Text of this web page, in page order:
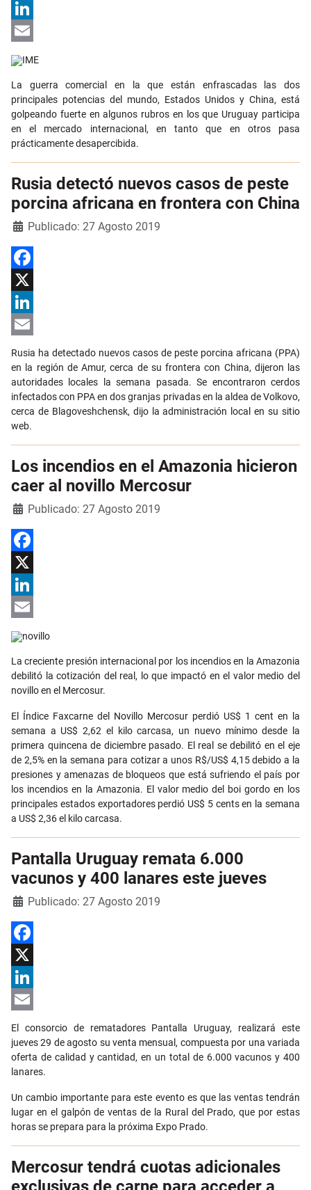
X
LinkedIn
Email
La guerra comercial en la que están enfrascadas las dos
principales potencias del mundo, Estados Unidos y China, está
golpeando fuerte en algunos rubros en los que Uruguay participa
en el mercado internacional, en tanto que en otros pasa
prácticamente desapercibida.
Rusia detectó nuevos casos de peste
porcina africana en frontera con China
DetallesPublicado: 27 Agosto 2019
Facebook
X
LinkedIn
Email
Rusia ha detectado nuevos casos de peste porcina africana (PPA)
en la región de Amur, cerca de su frontera con China, dijeron las
autoridades locales la semana pasada. Se encontraron cerdos
infectados con PPA en dos granjas privadas en la aldea de Volkovo,
cerca de Blagoveshchensk, dijo la administración local en su sitio
web.
Los incendios en el Amazonia hicieron
caer al novillo Mercosur
DetallesPublicado: 27 Agosto 2019
Facebook
X
LinkedIn
Email
La creciente presión internacional por los incendios en la Amazonia
debilitó la cotización del real, lo que impactó en el valor medio del
novillo en el Mercosur.
El Índice Faxcarne del Novillo Mercosur perdió US$ 1 cent en la
semana a US$ 2,62 el kilo carcasa, un nuevo mínimo desde la
primera quincena de diciembre pasado. El real se debilitó en el eje
de 2,5% en la semana para cotizar a unos R$/US$ 4,15 debido a la
presiones y amenazas de bloqueos que está sufriendo el país por
los incendios en la Amazonia. El valor medio del boi gordo en los
principales estados exportadores perdió US$ 5 cents en la semana
a US$ 2,36 el kilo carcasa.
Pantalla Uruguay remata 6.000
vacunos y 400 lanares este jueves
DetallesPublicado: 27 Agosto 2019
Facebook
X
LinkedIn
Email
El consorcio de rematadores Pantalla Uruguay, realizará este
jueves 29 de agosto su venta mensual, compuesta por una variada
oferta de calidad y cantidad, en un total de 6.000 vacunos y 400
lanares.
Un cambio importante para este evento es que las ventas tendrán
lugar en el galpón de ventas de la Rural del Prado, que por estas
horas se prepara para la próxima Expo Prado.
Mercosur tendrá cuotas adicionales